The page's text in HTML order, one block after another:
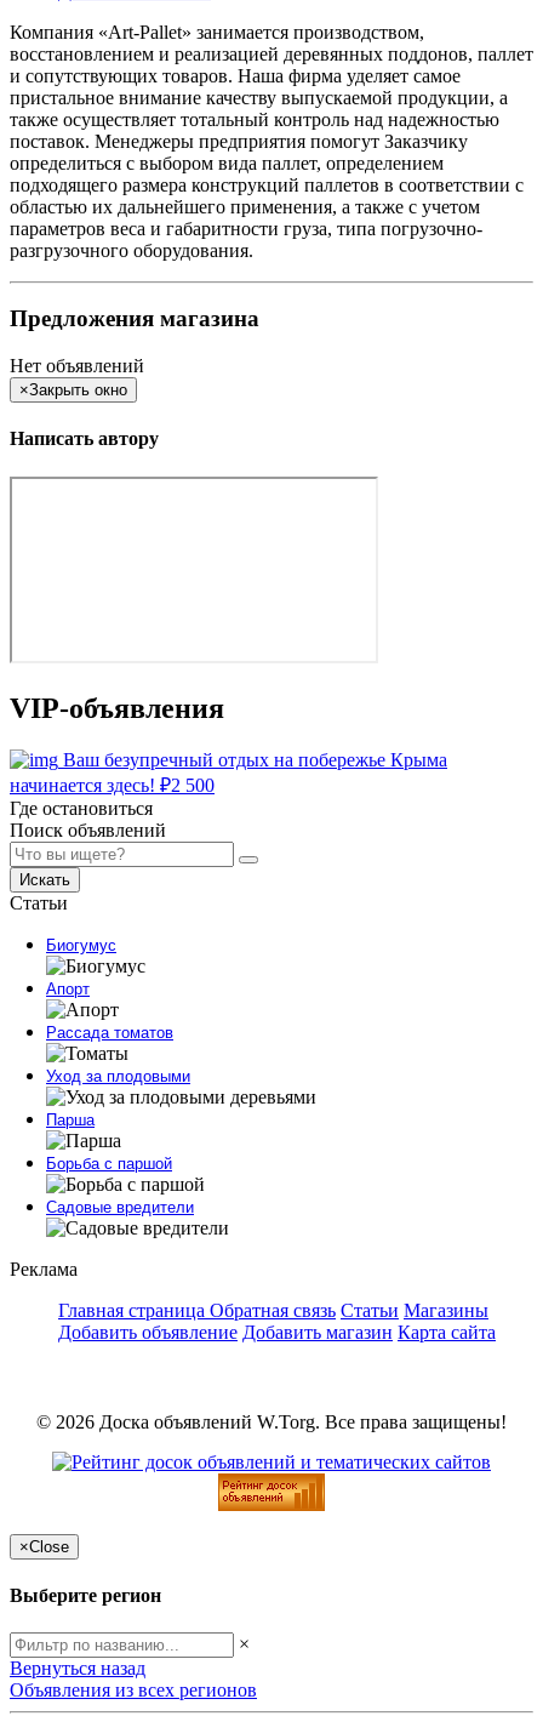
Компания «Art-Pallet» занимается производством,
восстановлением и реализацией деревянных поддонов, паллет
и сопутствующих товаров. Наша фирма уделяет самое
пристальное внимание качеству выпускаемой продукции, а
также осуществляет тотальный контроль над надежностью
поставок. Менеджеры предприятия помогут Заказчику
определиться с выбором вида паллет, определением
подходящего размера конструкций паллетов в соответствии с
областью их дальнейшего применения, а также с учетом
параметров веса и габаритности груза, типа погрузочно-
разгрузочного оборудования.
Предложения магазина
Нет объявлений
×Закрыть окно
Написать автору
VIP-объявления
Ваш безупречный отдых на побережье Крыма
начинается здесь! ₽2 500
Где остановиться
Поиск объявлений
Искать
Статьи
Биогумус
Апорт
Рассада томатов
Уход за плодовыми
Парша
Борьба с паршой
Садовые вредители
Реклама
Главная страница Обратная связь Статьи Магазины
Добавить объявление Добавить магазин Карта сайта
© 2026 Доска объявлений W.Torg. Все права защищены!
×Close
Выберите регион
×
Вернуться назад
Объявления из всех регионов